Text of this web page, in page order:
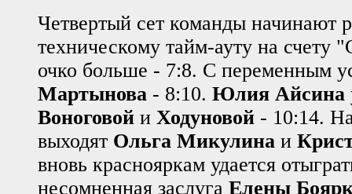
Четвертый сет команды начинают
техническому тайм-ауту на счету
очко больше - 7:8. С переменным
Мартынова - 8:10. Юлия Айсина
Воноговой и Ходуновой - 10:14.
выходят Ольга Микулина и
вновь краснояркам удается
несомненная заслуга Елены